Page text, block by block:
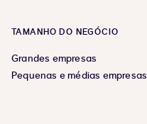
TAMANHO DO NEGÓCIO
Grandes empresas
Pequenas e médias empresas